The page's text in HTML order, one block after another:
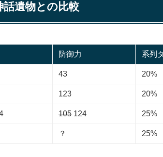
話遺物との比較
防御力 系列
43 20%
123 20%
105 124 25%
？ 25%